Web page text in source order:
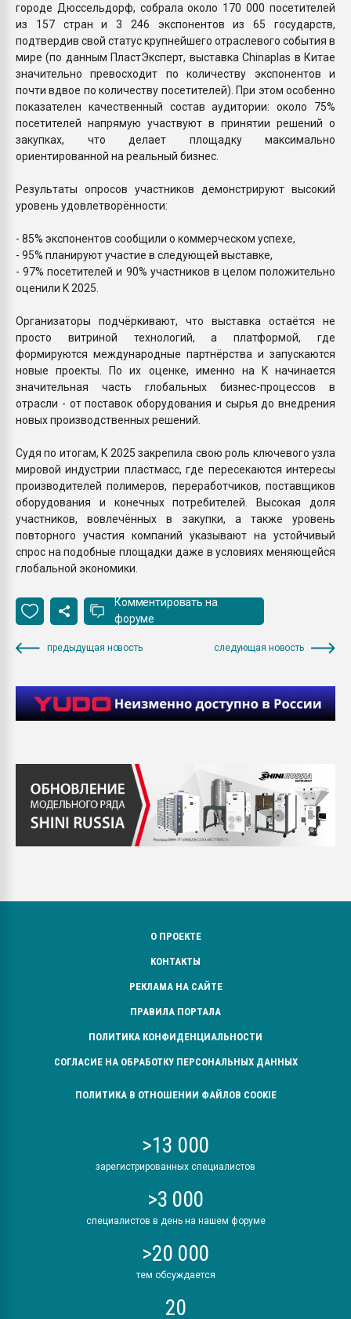
городе Дюссельдорф, собрала около 170 000 посетителей
из 157 стран и 3 246 экспонентов из 65 государств,
подтвердив свой статус крупнейшего отраслевого события в
мире (по данным ПластЭксперт, выставка Chinaplas в Китае
значительно превосходит по количеству экспонентов и
почти вдвое по количеству посетителей). При этом особенно
показателен качественный состав аудитории: около 75%
посетителей напрямую участвуют в принятии решений о
закупках, что делает площадку максимально
ориентированной на реальный бизнес.
Результаты опросов участников демонстрируют высокий
уровень удовлетворённости:
- 85% экспонентов сообщили о коммерческом успехе,
- 95% планируют участие в следующей выставке,
- 97% посетителей и 90% участников в целом положительно
оценили K 2025.
Организаторы подчёркивают, что выставка остаётся не
просто витриной технологий, а платформой, где
формируются международные партнёрства и запускаются
новые проекты. По их оценке, именно на K начинается
значительная часть глобальных бизнес-процессов в
отрасли - от поставок оборудования и сырья до внедрения
новых производственных решений.
Судя по итогам, K 2025 закрепила свою роль ключевого узла
мировой индустрии пластмасс, где пересекаются интересы
производителей полимеров, переработчиков, поставщиков
оборудования и конечных потребителей. Высокая доля
участников, вовлечённых в закупки, а также уровень
повторного участия компаний указывают на устойчивый
спрос на подобные площадки даже в условиях меняющейся
глобальной экономики.
Комментировать на
форуме
предыдущая новость следующая новость
О ПРОЕКТЕ
КОНТАКТЫ
РЕКЛАМА НА САЙТЕ
ПРАВИЛА ПОРТАЛА
ПОЛИТИКА КОНФИДЕНЦИАЛЬНОСТИ
СОГЛАСИЕ НА ОБРАБОТКУ ПЕРСОНАЛЬНЫХ ДАННЫХ
ПОЛИТИКА В ОТНОШЕНИИ ФАЙЛОВ COOKIE
>13 000
зарегистрированных специалистов
>3 000
специалистов в день на нашем форуме
>20 000
тем обсуждается
20